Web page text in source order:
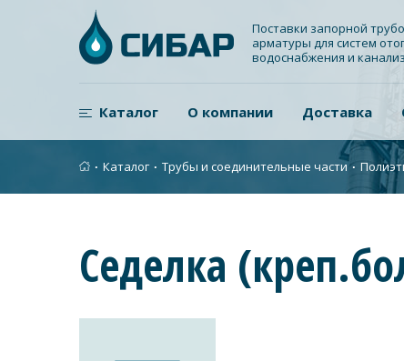
Поставки запорной
арматуры для систем
водоснабжения и
Каталог О компании Доставка
∙ Каталог ∙ Трубы и соединительные части ∙
Седелка